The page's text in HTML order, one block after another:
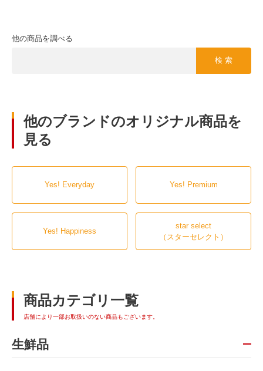
他の商品を調べる
検 索
他のブランドのオリジナル商品を
見る
Yes! Everyday Yes! Premium
Yes! Happiness
star select
（スターセレクト）
商品カテゴリ一覧
店舗により一部お取扱いのない商品もございます。
生鮮品